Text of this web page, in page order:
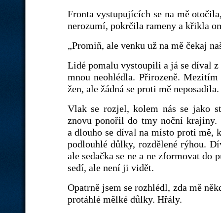
Fronta vystupujících se na mě
nerozumí, pokrčila rameny a křikla
„Promiň, ale venku už na mě čekaj
Lidé pomalu vystoupili a já se díval
mnou neohlédla. Přirozeně.
žen, ale žádná se proti mě neposadila.
Vlak se rozjel, kolem nás se jako
znovu ponořil do tmy noční
a dlouho se díval na místo proti mě,
podlouhlé důlky, rozdělené rýhou.
ale sedačka se ne a ne zformovat
sedí, ale není ji vidět.
Opatrně jsem se rozhlédl, zda mě
protáhlé mělké důlky. Hřály.